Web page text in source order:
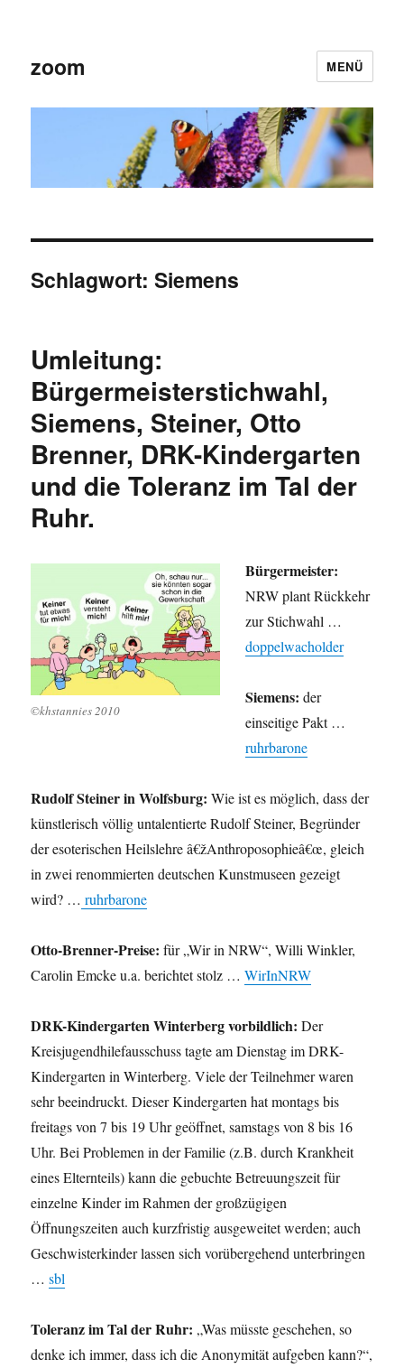
zoom MENÜ
Schlagwort:Siemens
Umleitung:
Bürgermeisterstichwahl,
Siemens, Steiner, Otto
Brenner, DRK-Kindergarten
und die Toleranz im Tal der
Ruhr.
©khstannies 2010
Bürgermeister:
NRW plant Rückkehr
zur Stichwahl …
doppelwacholder
Siemens: der
einseitige Pakt …
ruhrbarone
Rudolf Steiner in Wolfsburg: Wie ist es möglich, dass der
künstlerisch völlig untalentierte Rudolf Steiner, Begründer
der esoterischen Heilslehre â€žAnthroposophieâ€œ, gleich
in zwei renommierten deutschen Kunstmuseen gezeigt
wird? … ruhrbarone
Otto-Brenner-Preise: für „Wir in NRW“, Willi Winkler,
Carolin Emcke u.a. berichtet stolz …WirInNRW
DRK-Kindergarten Winterberg vorbildlich: Der
Kreisjugendhilefausschuss tagte am Dienstag im DRK-
Kindergarten in Winterberg. Viele der Teilnehmer waren
sehr beeindruckt. Dieser Kindergarten hat montags bis
freitags von 7 bis 19 Uhr geöffnet, samstags von 8 bis 16
Uhr. Bei Problemen in der Familie (z.B. durch Krankheit
eines Elternteils) kann die gebuchte Betreuungszeit für
einzelne Kinder im Rahmen der großzügigen
Öffnungszeiten auch kurzfristig ausgeweitet werden; auch
Geschwisterkinder lassen sich vorübergehend unterbringen
…sbl
Toleranz im Tal der Ruhr: „Was müsste geschehen, so
denke ich immer, dass ich die Anonymität aufgeben kann?“,